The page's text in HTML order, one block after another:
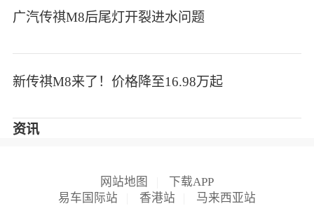
广汽传祺M8后尾灯开裂进水问题
新传祺M8来了！价格降至16.98万起
资讯
网站地图
下载APP
易车国际站
香港站 马来西亚站